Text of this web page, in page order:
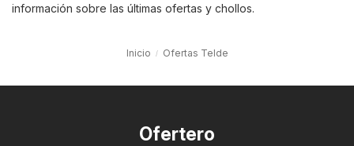
información sobre las últimas ofertas y chollos.
Inicio Ofertas Telde
Ofertero